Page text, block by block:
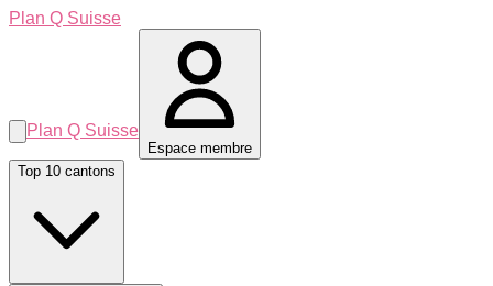
Plan Q Suisse
Plan Q Suisse
Espace membre
Top 10 cantons